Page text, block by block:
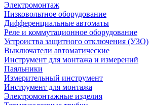
Электромонтаж
Низковольтное оборудование
Дифференциальные автоматы
Реле и коммутационное оборудование
Устроиства защитного отключения (УЗО)
Выключатели автоматические
Инструмент для монтажа и измерений
Паяльники
Измерительный инструмент
Инструмент для монтажа
Электромонтажные изделия